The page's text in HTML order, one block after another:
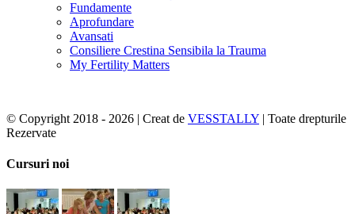
Fundamente
Aprofundare
Avansati
Consiliere Crestina Sensibila la Trauma
My Fertility Matters
© Copyright 2018 - 2026 | Creat de VESSTALLY | Toate drepturile
Rezervate
Toggle
Bar
Area
Cursuri noi